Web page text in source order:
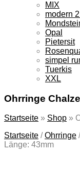
MIX
modern
Opal
Pietersit
simpel
Tuerkis
XXL
Ohrringe
Startseite » Shop »
Startseite /Ohrringe
Länge: 43mm